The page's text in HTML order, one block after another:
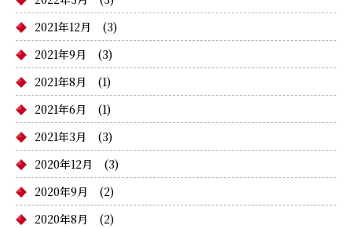
2021年12月
(3)
2021年9月
(3)
2021年8月
(1)
2021年6月
(1)
2021年3月
(3)
2020年12月
(3)
2020年9月
(2)
2020年8月
(2)